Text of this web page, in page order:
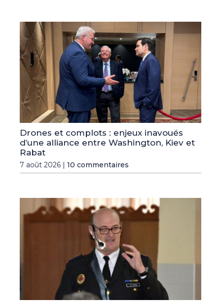
Drones et complots : enjeux inavoués
d’une alliance entre Washington, Kiev et
Rabat
7 août 2026 | 10 commentaires